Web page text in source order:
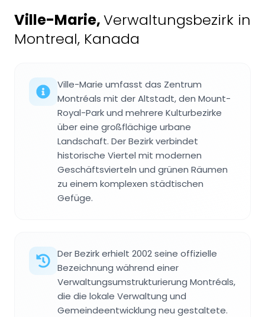
Ville-Marie,Verwaltungsbezirk in
Montreal, Kanada
Ville-Marie umfasst das Zentrum
Montréals mit der Altstadt, den Mount-
Royal-Park und mehrere Kulturbezirke
über eine großflächige urbane
Landschaft. Der Bezirk verbindet
historische Viertel mit modernen
Geschäftsvierteln und grünen Räumen
zu einem komplexen städtischen
Gefüge.
Der Bezirk erhielt 2002 seine offizielle
Bezeichnung während einer
Verwaltungsumstrukturierung Montréals,
die die lokale Verwaltung und
Gemeindeentwicklung neu gestaltete.